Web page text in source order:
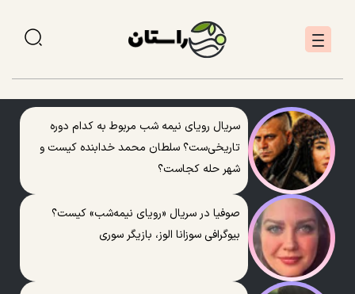
سریال رویای نیمه شب مربوط به کدام دوره
تاریخی‌ست؟ سلطان محمد خدابنده کیست و
شهر حله کجاست؟
صوفیا در سریال «رویای نیمه‌شب» کیست؟
بیوگرافی سوزانا الوز، بازیگر سوری